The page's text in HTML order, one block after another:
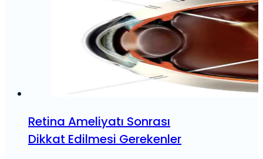
Retina Ameliyatı Sonrası
Dikkat Edilmesi Gerekenler